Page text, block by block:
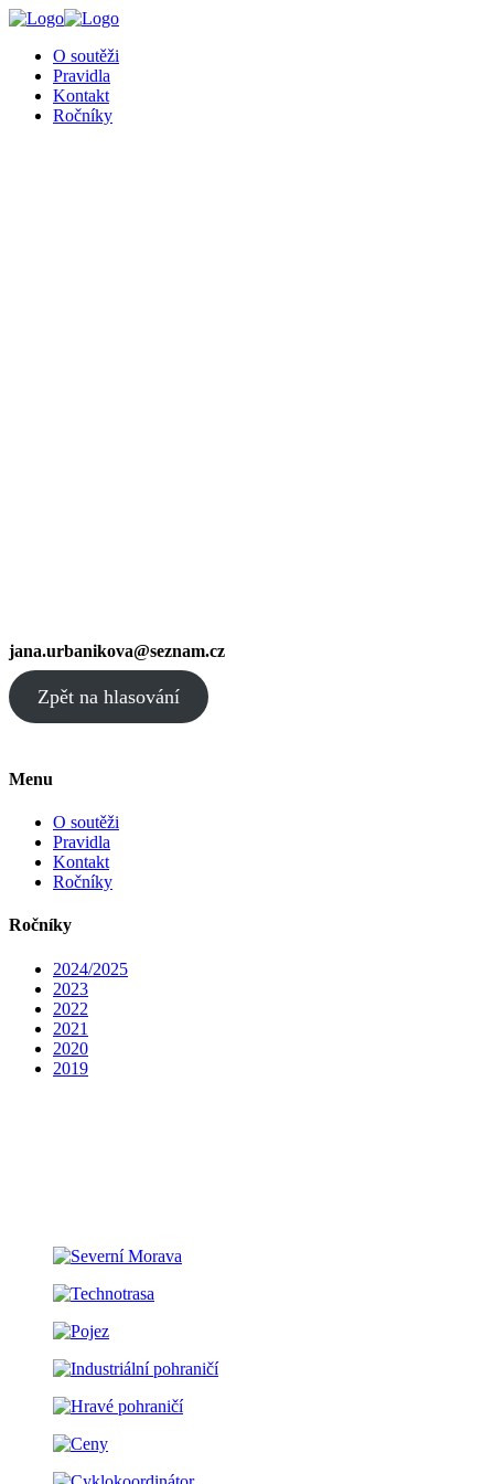
O soutěži
Pravidla
Kontakt
Ročníky
jana.urbanikova@seznam.cz
Zpět na hlasování
Menu
O soutěži
Pravidla
Kontakt
Ročníky
Ročníky
2024/2025
2023
2022
2021
2020
2019